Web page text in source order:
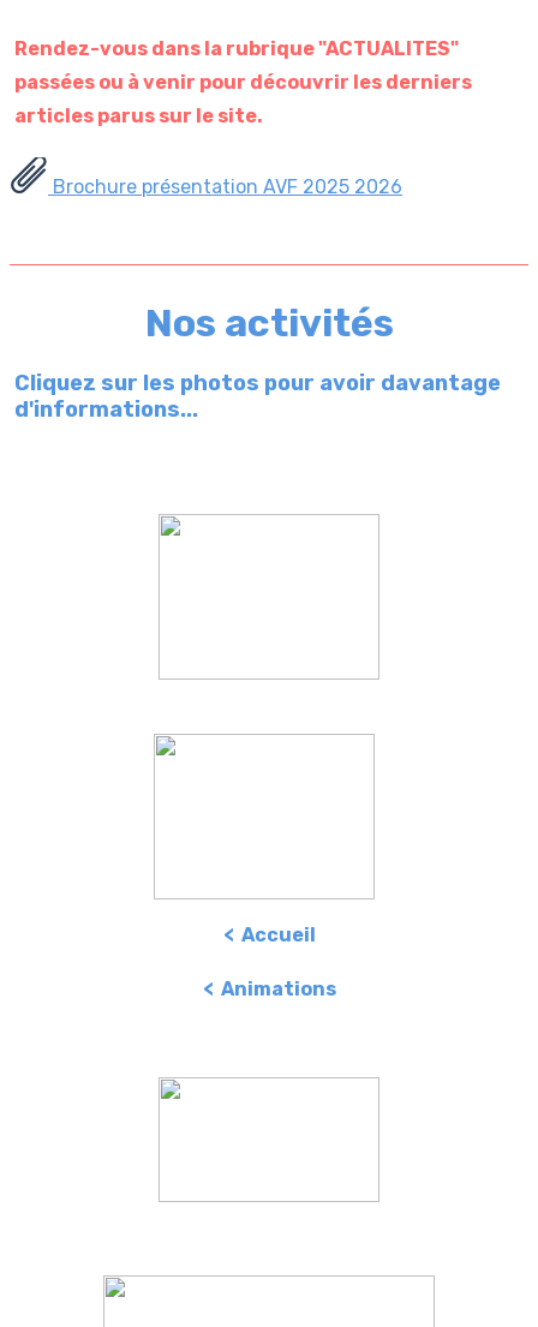
Rendez-vous dans la rubrique "ACTUALITES"
passées ou à venir pour découvrir les derniers
articles parus sur le site.
Brochure présentation AVF 2025 2026
Nos activités
Cliquez sur les photos pour avoir davantage
d'informations...
< Accueil
< Animations